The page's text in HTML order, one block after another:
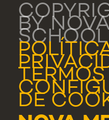
BY
SCHOOL
DE